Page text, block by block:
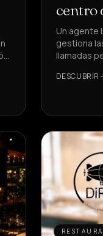
centro
Un agente
gestiona
llamadas
DESCUBRIR